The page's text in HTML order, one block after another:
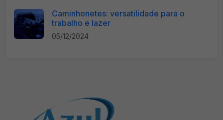
Caminhonetes: versatilidade para o
trabalho e lazer
05/12/2024